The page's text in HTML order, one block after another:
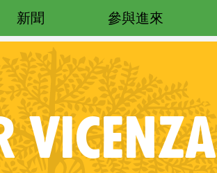
參與進來
新聞
VICENZA